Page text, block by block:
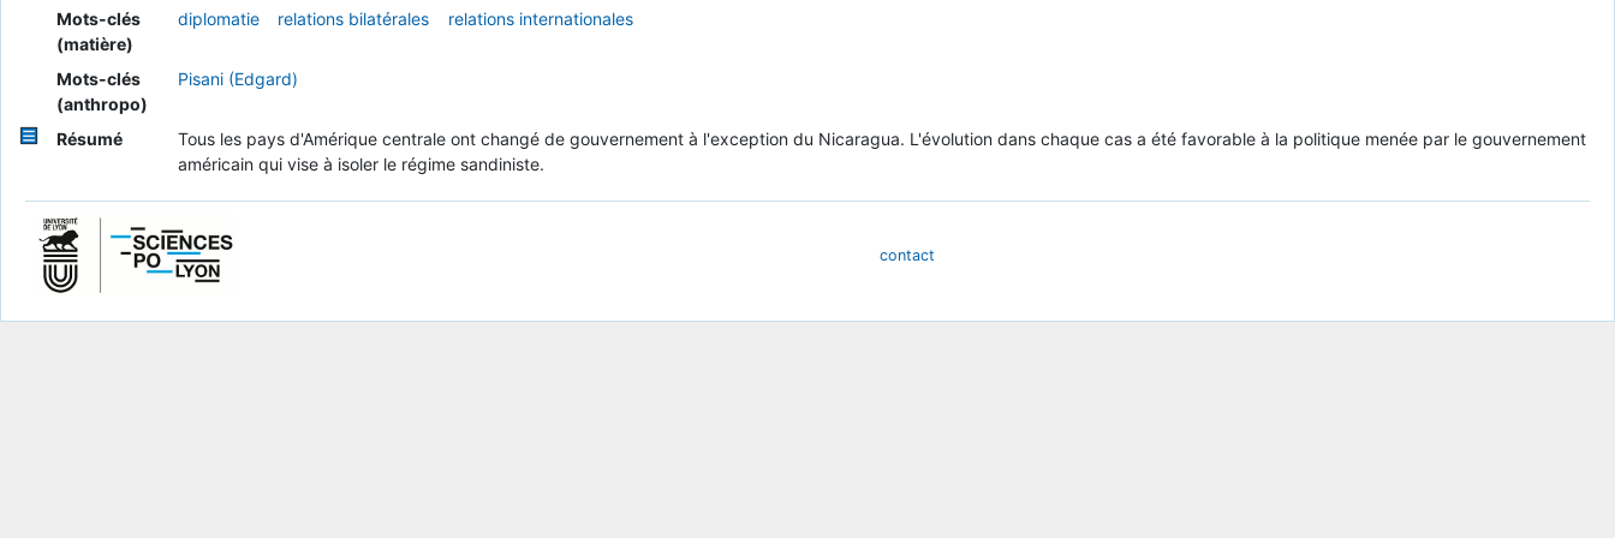
Mots-clés
(matière)
diplomatie relations bilatérales relations internationales
Mots-clés
(anthropo)
Pisani (Edgard)
Résumé
Tous les pays d'Amérique centrale ont changé de gouvernement à l'exception du Nicaragua. L'évolution dans chaque cas a été favorable à la politique menée par le gouvernement
américain qui vise à isoler le régime sandiniste.
contact